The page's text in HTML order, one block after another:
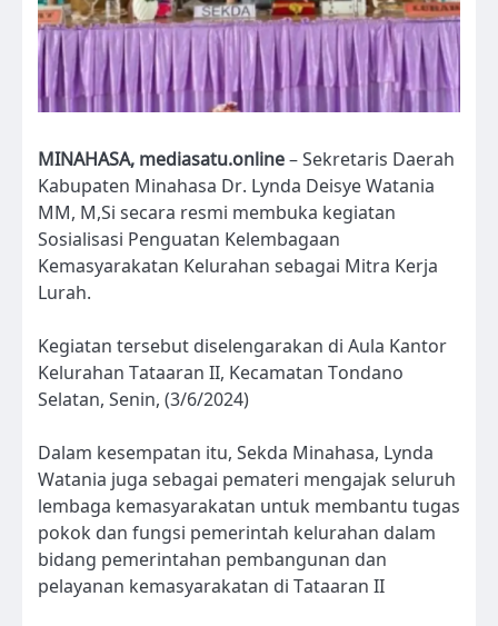
MINAHASA, mediasatu.online– Sekretaris Daerah
Kabupaten Minahasa Dr. Lynda Deisye Watania
MM, M,Si secara resmi membuka kegiatan
Sosialisasi Penguatan Kelembagaan
Kemasyarakatan Kelurahan sebagai Mitra Kerja
Lurah.
Kegiatan tersebut diselengarakan di Aula Kantor
Kelurahan Tataaran II, Kecamatan Tondano
Selatan, Senin, (3/6/2024)
Dalam kesempatan itu, Sekda Minahasa, Lynda
Watania juga sebagai pemateri mengajak seluruh
lembaga kemasyarakatan untuk membantu tugas
pokok dan fungsi pemerintah kelurahan dalam
bidang pemerintahan pembangunan dan
pelayanan kemasyarakatan di Tataaran II